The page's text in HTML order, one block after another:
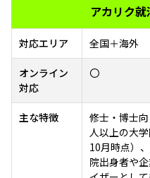
アカリク
対応エリア 全国＋海外
オンライン
対応
〇
主な特徴
修士・博士
人以上の大
10月時点）
院出身者や